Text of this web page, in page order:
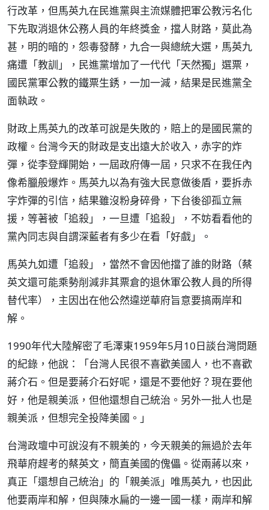
行改革，但馬英九在民進黨與主流媒體把軍公教污名化
下先取消退休公務人員的年終獎金，擋人財路，莫此為
甚，明的暗的，怨毒發酵，九合一與總統大選，馬英九
痛遭「教訓」，民進黨增加了一代代「天然獨」選票，
國民黨軍公教的鐵票生銹，一加一減，結果是民進黨全
面執政。
財政上馬英九的改革可說是失敗的，賠上的是國民黨的
政權。台灣今天的財政是支出遠大於收入，赤字的炸
彈，從李登輝開始，一屆政府傳一屆，只求不在我任內
像希臘般爆炸。馬英九以為有強大民意做後盾，要拆赤
字炸彈的引信，結果雖沒粉身碎骨，下台後卻孤立無
援，等著被「追殺」，一旦遭「追殺」，不妨看看他的
黨內同志與自謂深藍者有多少在看「好戲」。
馬英九如遭「追殺」，當然不會因他擋了誰的財路（蔡
英文還可能乘勢削減非其票倉的退休軍公教人員的所得
替代率），主因出在他公然違逆華府旨意要搞兩岸和
解。
1990年代大陸解密了毛澤東1959年5月10日談台灣問題
的紀錄，他說：「台灣人民很不喜歡美國人，也不喜歡
蔣介石。但是要蔣介石好呢，還是不要他好？現在要他
好，他是親美派，但他還想自己統治。另外一批人也是
親美派，但想完全投降美國。」
台灣政壇中可說沒有不親美的，今天親美的無過於去年
飛華府趕考的蔡英文，簡直美國的傀儡。從兩蔣以來，
真正「還想自己統治」的「親美派」唯馬英九，也因此
他要兩岸和解，但與陳水扁的一邊一國一樣，兩岸和解